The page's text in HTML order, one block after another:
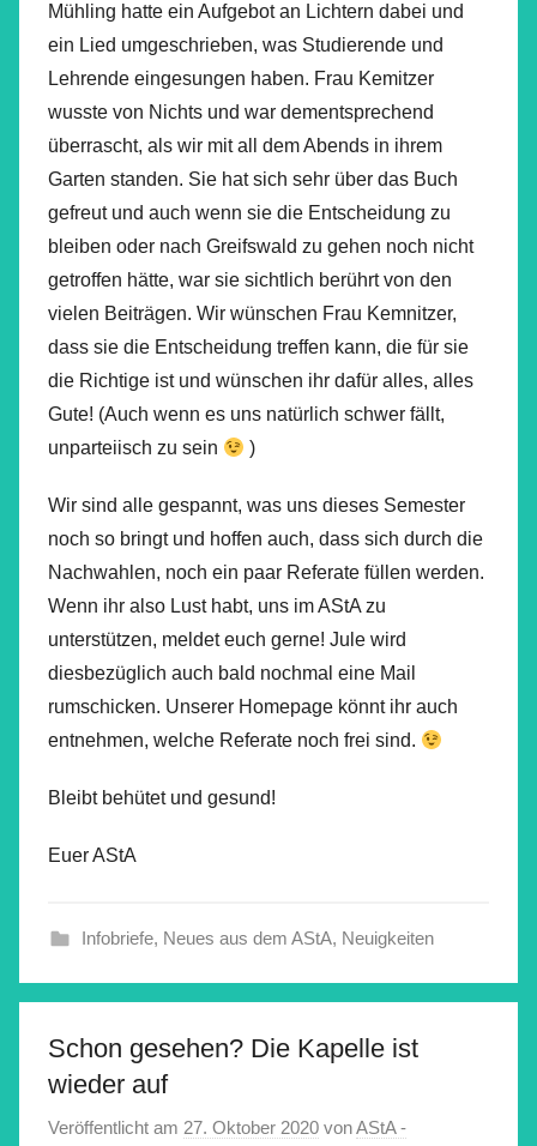
Mühling hatte ein Aufgebot an Lichtern dabei und
ein Lied umgeschrieben, was Studierende und
Lehrende eingesungen haben. Frau Kemitzer
wusste von Nichts und war dementsprechend
überrascht, als wir mit all dem Abends in ihrem
Garten standen. Sie hat sich sehr über das Buch
gefreut und auch wenn sie die Entscheidung zu
bleiben oder nach Greifswald zu gehen noch nicht
getroffen hätte, war sie sichtlich berührt von den
vielen Beiträgen. Wir wünschen Frau Kemnitzer,
dass sie die Entscheidung treffen kann, die für sie
die Richtige ist und wünschen ihr dafür alles, alles
Gute! (Auch wenn es uns natürlich schwer fällt,
unparteiisch zu sein
)
Wir sind alle gespannt, was uns dieses Semester
noch so bringt und hoffen auch, dass sich durch die
Nachwahlen, noch ein paar Referate füllen werden.
Wenn ihr also Lust habt, uns im AStA zu
unterstützen, meldet euch gerne! Jule wird
diesbezüglich auch bald nochmal eine Mail
rumschicken. Unserer Homepage könnt ihr auch
entnehmen, welche Referate noch frei sind.
Bleibt behütet und gesund!
Euer AStA
Infobriefe, Neues aus dem AStA, Neuigkeiten
Schon gesehen? Die Kapelle ist
wieder auf
Veröffentlicht am 27. Oktober 2020 vonAStA -